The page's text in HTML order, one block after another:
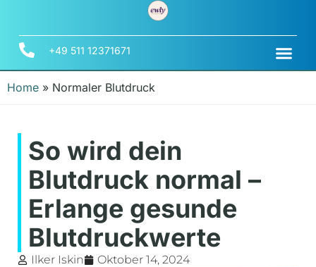
+49 511 12371671
Home » Normaler Blutdruck
So wird dein
Blutdruck normal –
Erlange gesunde
Blutdruckwerte
Ilker Iskin Oktober 14, 2024